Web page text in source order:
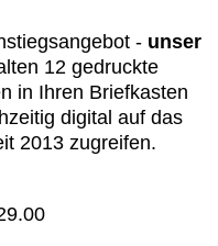
- unser
12 gedruckte
in Ihren Briefkasten
digital auf das
2013 zugreifen.